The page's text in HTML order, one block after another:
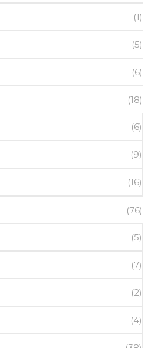
(1)
(5)
(6)
(18)
(6)
(9)
(16)
(76)
(5)
(7)
(2)
(4)